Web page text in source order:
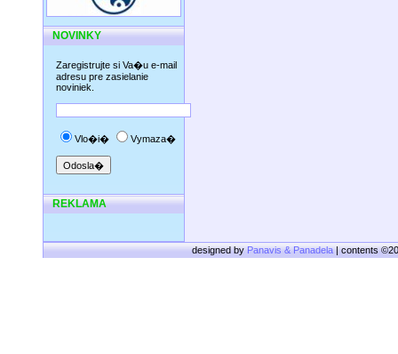
NOVINKY
Zaregistrujte si Va�u e-mail
adresu pre zasielanie
noviniek.
Vlo�i� Vymaza�
REKLAMA
designed byPanavis & Panadela| contents